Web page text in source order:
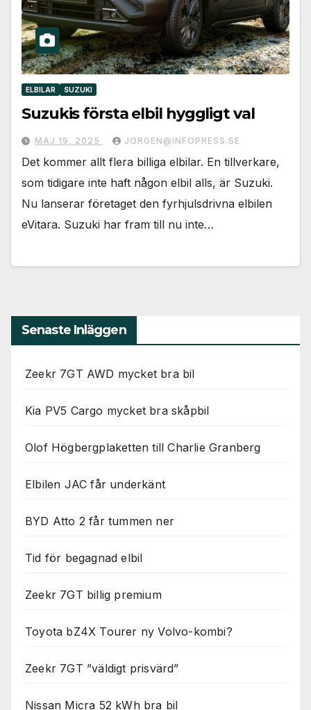
ELBILAR SUZUKI
Suzukis första elbil hyggligt val
MAJ 19, 2025 JORGEN@INFOPRESS.SE
Det kommer allt flera billiga elbilar. En tillverkare,
som tidigare inte haft någon elbil alls, är Suzuki.
Nu lanserar företaget den fyrhjulsdrivna elbilen
eVitara. Suzuki har fram till nu inte…
Senaste Inläggen
Zeekr 7GT AWD mycket bra bil
Kia PV5 Cargo mycket bra skåpbil
Olof Högbergplaketten till Charlie Granberg
Elbilen JAC får underkänt
BYD Atto 2 får tummen ner
Tid för begagnad elbil
Zeekr 7GT billig premium
Toyota bZ4X Tourer ny Volvo-kombi?
Zeekr 7GT ”väldigt prisvärd”
Nissan Micra 52 kWh bra bil